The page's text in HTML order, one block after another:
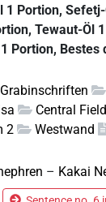
1 Portion,
Tewaut-Öl
Portion, Bestes
Central Field
2 Westwand
– Kakai